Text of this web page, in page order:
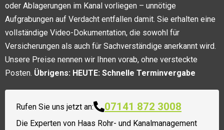
oder Ablagerungen im Kanal vorliegen – unnötige
Aufgrabungen auf Verdacht entfallen damit. Sie erhalten eine
vollständige Video-Dokumentation, die sowohl für
Versicherungen als auch für Sachverständige anerkannt wird.
Unsere Preise nennen wir Ihnen vorab, ohne versteckte
Posten. Übrigens: HEUTE: Schnelle Terminvergabe
Rufen Sie uns jetzt an: 07141 872 3008
Die Experten von Haas Rohr- und Kanalmanagement